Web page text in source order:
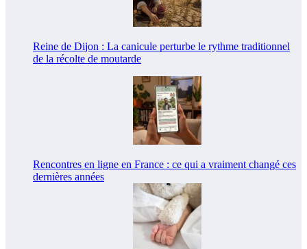
Reine de Dijon : La canicule perturbe le rythme traditionnel
de la récolte de moutarde
Rencontres en ligne en France : ce qui a vraiment changé ces
dernières années